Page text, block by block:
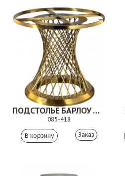
ПОДСТОЛЬЕ БАРЛОУ ДУО
085-418
Заказ